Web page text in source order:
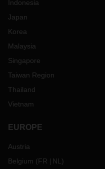
Indonesia
Japan
Korea
Malaysia
Singapore
Taiwan Region
Thailand
Vietnam
EUROPE
Austria
Belgium (FR NL )